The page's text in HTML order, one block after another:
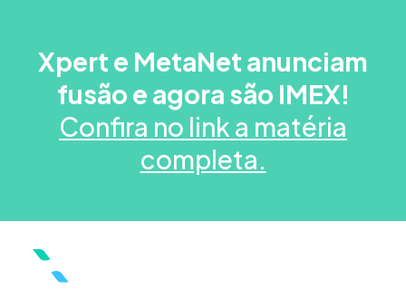
Xpert e MetaNet anunciam
fusão e agora são IMEX!
Confira no link a matéria
completa.